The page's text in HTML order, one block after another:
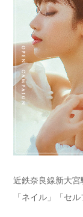
近鉄奈良線新大宮
「ネイル」「セ